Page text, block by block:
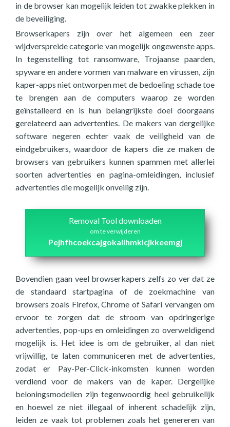
in de browser kan mogelijk leiden tot zwakke plekken in
de beveiliging.
Browserkapers zijn over het algemeen een zeer
wijdverspreide categorie van mogelijk ongewenste apps.
In tegenstelling tot ransomware, Trojaanse paarden,
spyware en andere vormen van malware en virussen, zijn
kaper-apps niet ontworpen met de bedoeling schade toe
te brengen aan de computers waarop ze worden
geïnstalleerd en is hun belangrijkste doel doorgaans
gerelateerd aan advertenties. De makers van dergelijke
software negeren echter vaak de veiligheid van de
eindgebruikers, waardoor de kapers die ze maken de
browsers van gebruikers kunnen spammen met allerlei
soorten advertenties en pagina-omleidingen, inclusief
advertenties die mogelijk onveilig zijn.
Removal Tool downloaden
om te verwijderen
Pejhfhcoekcajgokallhmklcjkkeemgj
Bovendien gaan veel browserkapers zelfs zo ver dat ze
de standaard startpagina of de zoekmachine van
browsers zoals Firefox, Chrome of Safari vervangen om
ervoor te zorgen dat de stroom van opdringerige
advertenties, pop-ups en omleidingen zo overweldigend
mogelijk is. Het idee is om de gebruiker, al dan niet
vrijwillig, te laten communiceren met de advertenties,
zodat er Pay-Per-Click-inkomsten kunnen worden
verdiend voor de makers van de kaper. Dergelijke
beloningsmodellen zijn tegenwoordig heel gebruikelijk
en hoewel ze niet illegaal of inherent schadelijk zijn,
leiden ze vaak tot problemen zoals het genereren van